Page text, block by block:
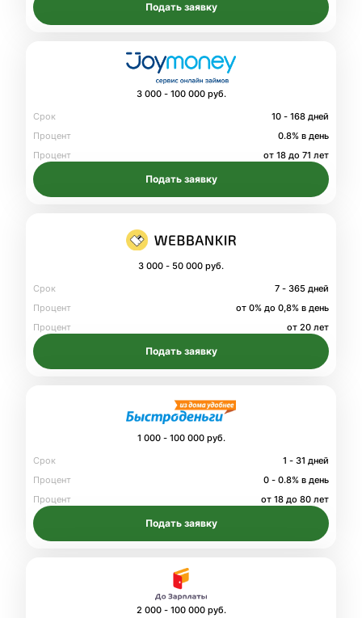
Подать заявку
3 000 - 100 000 руб.
Срок
10 - 168 дней
Процент
0.8% в день
Процент
от 18 до 71 лет
Подать заявку
3 000 - 50 000 руб.
Срок
7 - 365 дней
Процент
от 0% до 0,8% в день
Процент
от 20 лет
Подать заявку
1 000 - 100 000 руб.
Срок
1 - 31 дней
Процент
0 - 0.8% в день
Процент
от 18 до 80 лет
Подать заявку
2 000 - 100 000 руб.